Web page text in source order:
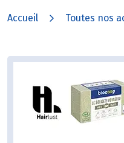
Accueil Toutes nos